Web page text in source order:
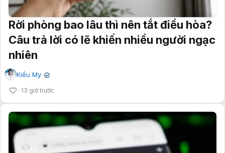
Rời phòng bao lâu thì nên tắt điều hòa?
Câu trả lời có lẽ khiến nhiều người ngạc
nhiên
Kiều My ✔
13 giờ trước